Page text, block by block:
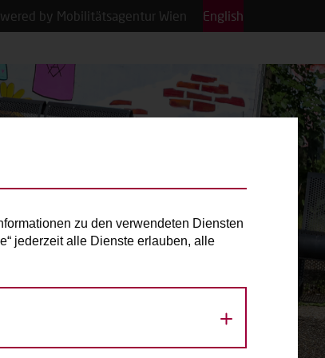
by Mobilitätsagentur Wien English
zu den verwendeten Diensten
jederzeit alle Dienste erlauben, alle